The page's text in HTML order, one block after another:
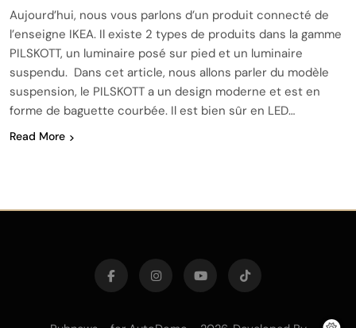
Aujourd’hui, nous vous parlons d’un produit connecté de
l’enseigne IKEA. Il existe 2 types de produits dans la gamme
PILSKOTT, un luminaire posé sur pied et un luminaire
suspendu. Dans cet article, nous allons parler du modèle
suspension, le PILSKOTT a un design moderne et est en
forme de baguette courbée. Il est bien sûr en LED…
Read More